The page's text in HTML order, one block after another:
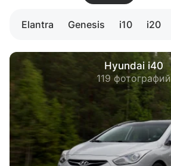
Elantra Genesis i10 i20
Hyundai i40
119 фотографий